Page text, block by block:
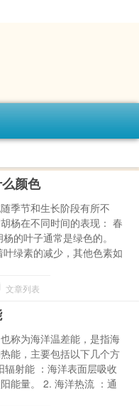
颜色
季节和生长阶段有所不
杨在不同时间的表现： 春
的叶子通常是绿色的。
绿素的减少，其他色素如
文章列表
称为海洋温差能，是指海
能，主要包括以下几个方
辐射能 ：海洋表面层吸收
能量。 2. 海洋热流 ：通